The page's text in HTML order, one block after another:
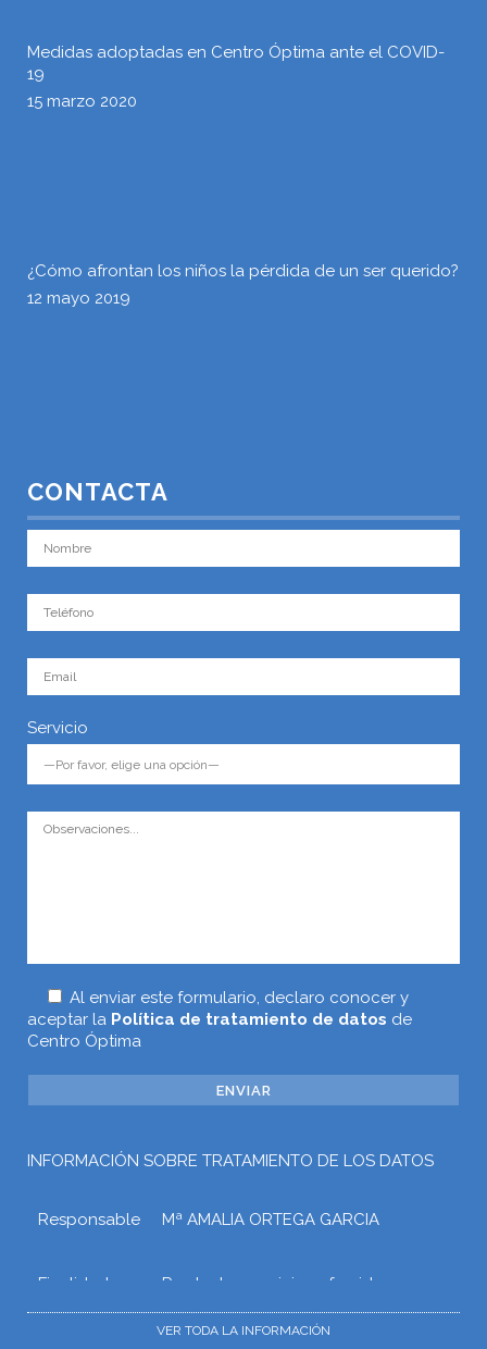
Medidas adoptadas en Centro Óptima ante el COVID-
19
15 marzo 2020
¿Cómo afrontan los niños la pérdida de un ser querido?
12 mayo 2019
CONTACTA
Servicio
Al enviar este formulario, declaro conocer y
aceptar la Política de tratamiento de datos de
Centro Óptima
INFORMACIÓN SOBRE TRATAMIENTO DE LOS DATOS
Responsable Mª AMALIA ORTEGA GARCIA
Finalidad
Prestar los servicios ofrecidos a
tipos de relaciones que puedan
VER TODA LA INFORMACIÓN